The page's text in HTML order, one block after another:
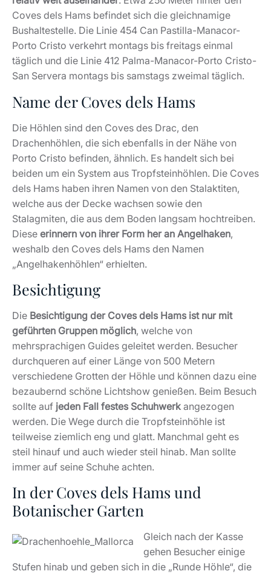
Coves dels Hams befindet sich die gleichnamige
Bushaltestelle. Die Linie 454 Can Pastilla-Manacor-
Porto Cristo verkehrt montags bis freitags einmal
täglich und die Linie 412 Palma-Manacor-Porto Cristo-
San Servera montags bis samstags zweimal täglich.
Name der Coves dels Hams
Die Höhlen sind den Coves des Drac, den
Drachenhöhlen, die sich ebenfalls in der Nähe von
Porto Cristo befinden, ähnlich. Es handelt sich bei
beiden um ein System aus Tropfsteinhöhlen. Die Coves
dels Hams haben ihren Namen von den Stalaktiten,
welche aus der Decke wachsen sowie den
Stalagmiten, die aus dem Boden langsam hochtreiben.
Diese erinnern von ihrer Form her an Angelhaken,
weshalb den Coves dels Hams den Namen
„Angelhakenhöhlen“ erhielten.
Besichtigung
Die Besichtigung der Coves dels Hams ist nur mit
geführten Gruppen möglich, welche von
mehrsprachigen Guides geleitet werden. Besucher
durchqueren auf einer Länge von 500 Metern
verschiedene Grotten der Höhle und können dazu eine
bezaubernd schöne Lichtshow genießen. Beim Besuch
sollte auf jeden Fall festes Schuhwerkangezogen
werden. Die Wege durch die Tropfsteinhöhle ist
teilweise ziemlich eng und glatt. Manchmal geht es
steil hinauf und auch wieder steil hinab. Man sollte
immer auf seine Schuhe achten.
In der Coves dels Hams und
Botanischer Garten
Gleich nach der Kasse
gehen Besucher einige
Stufen hinab und geben sich in die „Runde Höhle“, die